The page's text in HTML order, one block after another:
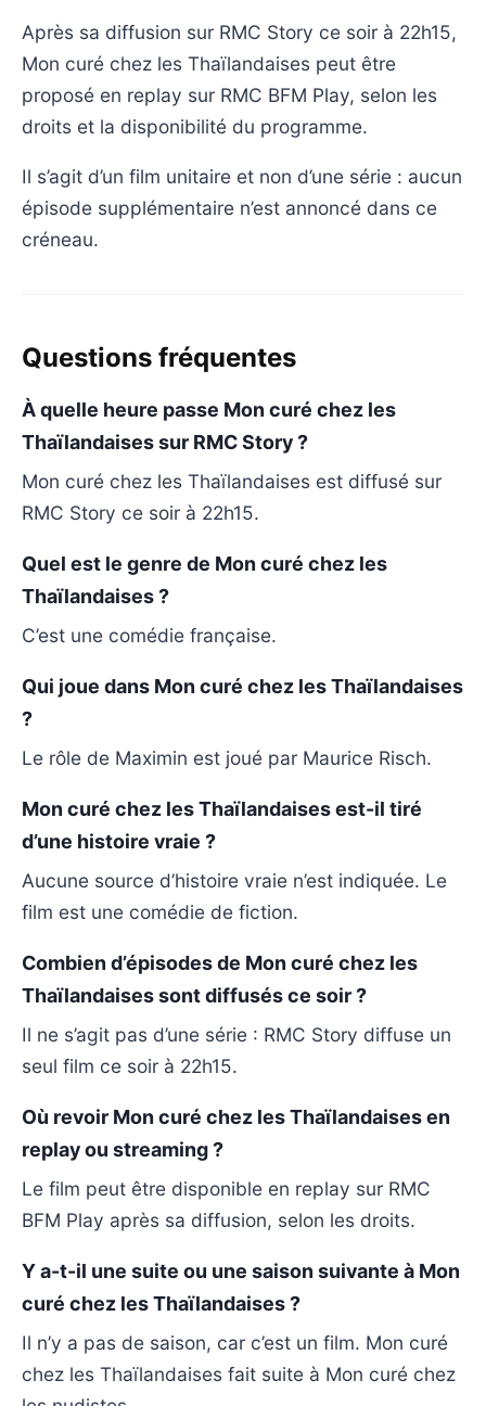
Après sa diffusion sur RMC Story ce soir à 22h15,
Mon curé chez les Thaïlandaises peut être
proposé en replay sur RMC BFM Play, selon les
droits et la disponibilité du programme.
Il s’agit d’un film unitaire et non d’une série : aucun
épisode supplémentaire n’est annoncé dans ce
créneau.
Questions fréquentes
À quelle heure passe Mon curé chez les
Thaïlandaises sur RMC Story ?
Mon curé chez les Thaïlandaises est diffusé sur
RMC Story ce soir à 22h15.
Quel est le genre de Mon curé chez les
Thaïlandaises ?
C’est une comédie française.
Qui joue dans Mon curé chez les Thaïlandaises
?
Le rôle de Maximin est joué par Maurice Risch.
Mon curé chez les Thaïlandaises est-il tiré
d’une histoire vraie ?
Aucune source d’histoire vraie n’est indiquée. Le
film est une comédie de fiction.
Combien d’épisodes de Mon curé chez les
Thaïlandaises sont diffusés ce soir ?
Il ne s’agit pas d’une série : RMC Story diffuse un
seul film ce soir à 22h15.
Où revoir Mon curé chez les Thaïlandaises en
replay ou streaming ?
Le film peut être disponible en replay sur RMC
BFM Play après sa diffusion, selon les droits.
Y a-t-il une suite ou une saison suivante à Mon
curé chez les Thaïlandaises ?
Il n’y a pas de saison, car c’est un film. Mon curé
chez les Thaïlandaises fait suite à Mon curé chez